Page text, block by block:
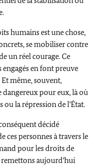
humains est une chose,
se mobiliser contre
un réel courage. Ce
engagés en font preuve
même, souvent,
dangereux pour eux, là où
ou la répression de l’État.
décidé
ces personnes à travers le
pour les droits de
remettons aujourd’hui